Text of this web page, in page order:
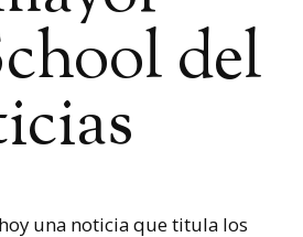
del
una noticia que titula los